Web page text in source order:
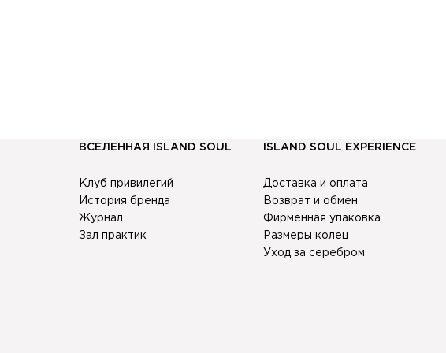
ВСЕЛЕННАЯ ISLAND SOUL
Клуб привилегий
История бренда
Журнал
Зал практик
ISLAND SOUL EXPERIENCE
Доставка и оплата
Возврат и обмен
Фирменная упаковка
Размеры колец
Уход за серебром